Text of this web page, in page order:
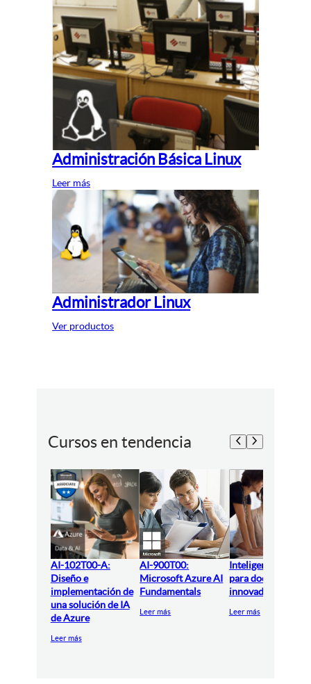
Administración Básica Linux
Leer más
Administrador Linux
Ver productos
Cursos en tendencia
AI-102T00-A:
Diseño e
implementación de
una solución de IA
de Azure
Leer más
AI-900T00:
Microsoft Azure AI
Fundamentals
Leer más
Inteligencia
para docentes
innovadores
Leer más